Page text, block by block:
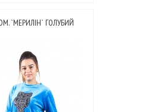
`МЕРИЛІН` ГОЛУБИЙ